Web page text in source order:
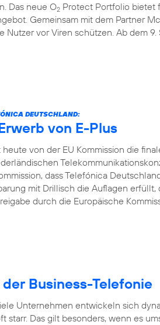
Das neue O2 Protect Portfolio bietet
Gemeinsam mit dem Partner
Nutzer vor Viren schützen. Ab dem
DEUTSCHLAND:
von E-Plus
von der EU Kommission die
dass Telefónica
mit Drillisch die Auflagen erfüllt,
durch die Europäische
Business-Telefonie
Unternehmen entwickeln sich
starr. Das gilt besonders, wenn es